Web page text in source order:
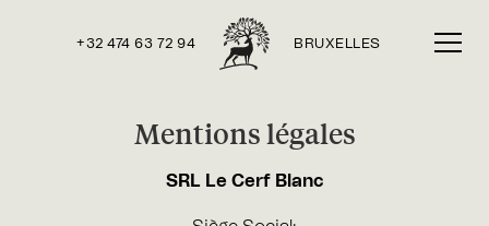
+32 474 63 72 94 BRUXELLES
Mentions légales
SRL Le Cerf Blanc